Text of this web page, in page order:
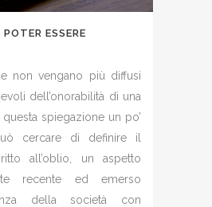
ESSERE
non vengano più diffusi
dell’onorabilità di una
questa spiegazione un po’
cercare di definire il
all’oblio, un aspetto
recente ed emerso
della società con